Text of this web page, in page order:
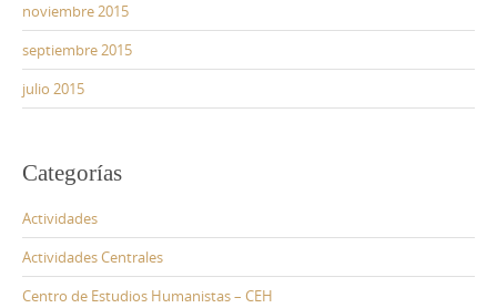
noviembre 2015
septiembre 2015
julio 2015
Categorías
Actividades
Actividades Centrales
Centro de Estudios Humanistas – CEH